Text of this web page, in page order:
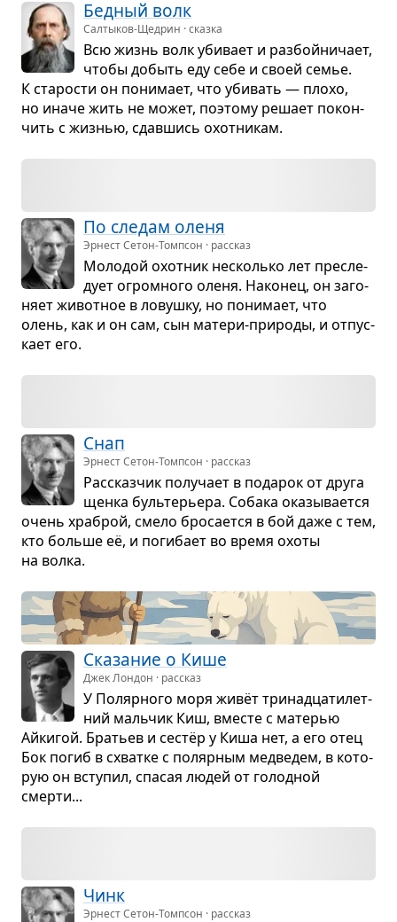
Бед­ный волк
Салтыков-Щедрин · сказка
Всю жизнь волк уби­вает и раз­бойни­чает,
чтобы добыть еду себе и своей семье.
К ста­ро­сти он пони­мает, что уби­вать — плохо,
но иначе жить не может, поэтому решает покон­
чить с жиз­нью, сдав­шись охот­ни­кам.
По сле­дам оленя
Эрнест Сетон-Томпсон · рассказ
Моло­дой охот­ник несколько лет пре­сле­
дует огром­ного оленя. Нако­нец, он заго­
няет живот­ное в ловушку, но пони­мает, что
олень, как и он сам, сын матери-при­роды, и отпус­
кает его.
Снап
Эрнест Сетон-Томпсон · рассказ
Рас­сказ­чик полу­чает в пода­рок от друга
щенка буль­те­рьера. Собака ока­зы­ва­ется
очень хра­брой, смело бро­са­ется в бой даже с тем,
кто больше её, и поги­бает во время охоты
на волка.
Ска­за­ние о Кише
Джек Лондон · рассказ
У Поляр­ного моря живёт три­на­дца­ти­лет­
ний маль­чик Киш, вме­сте с мате­рью
Айки­гой. Бра­тьев и сестёр у Киша нет, а его отец
Бок погиб в схватке с поляр­ным мед­ве­дем, в кото­
рую он всту­пил, спа­сая людей от голод­ной
смерти...
Чинк
Эрнест Сетон-Томпсон · рассказ